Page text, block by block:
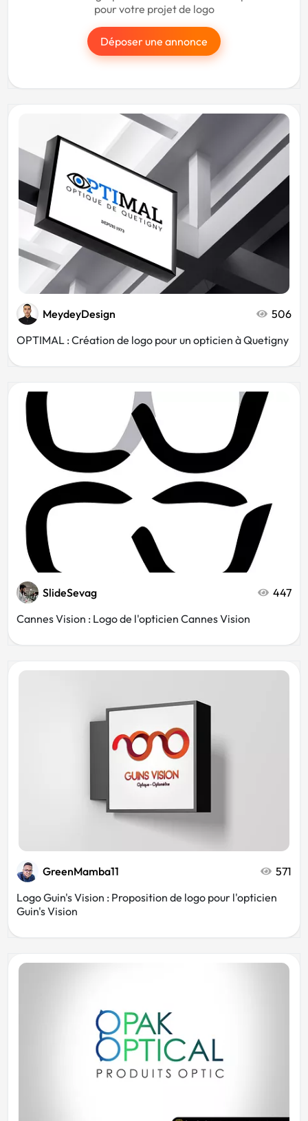
pour votre projet de logo
Déposer une annonce
MeydeyDesign
506
OPTIMAL : Création de logo pour un opticien à Quetigny
SlideSevag
447
Cannes Vision : Logo de l'opticien Cannes Vision
GreenMamba11
571
Logo Guin's Vision : Proposition de logo pour l'opticien
Guin's Vision